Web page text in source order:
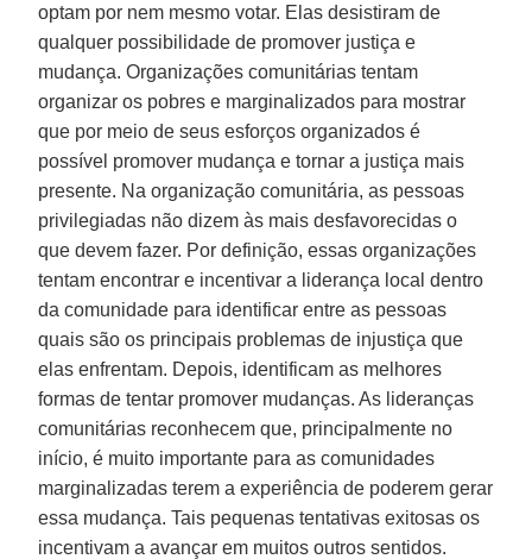
optam por nem mesmo votar. Elas desistiram de
qualquer possibilidade de promover justiça e
mudança. Organizações comunitárias tentam
organizar os pobres e marginalizados para mostrar
que por meio de seus esforços organizados é
possível promover mudança e tornar a justiça mais
presente. Na organização comunitária, as pessoas
privilegiadas não dizem às mais desfavorecidas o
que devem fazer. Por definição, essas organizações
tentam encontrar e incentivar a liderança local dentro
da comunidade para identificar entre as pessoas
quais são os principais problemas de injustiça que
elas enfrentam. Depois, identificam as melhores
formas de tentar promover mudanças. As lideranças
comunitárias reconhecem que, principalmente no
início, é muito importante para as comunidades
marginalizadas terem a experiência de poderem gerar
essa mudança. Tais pequenas tentativas exitosas os
incentivam a avançar em muitos outros sentidos.